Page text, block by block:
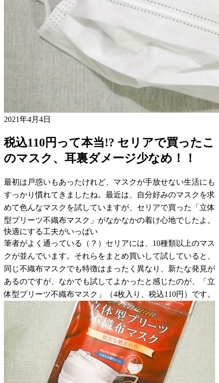
2021年4月4日
税込110円って本当!? セリアで買ったこ
のマスク、耳裏ダメージ少なめ！！
最初は戸惑いもあったけれど、マスクが手放せない生活にも
すっかり慣れてきましたね。最近は、自分好みのマスクを求
めて色んなマスクを試していますが、セリアで買った「立体
型プリーツ不織布マスク」がなかなかの着け心地でしたよ。
快適にする工夫がいっぱい
筆者がよく通っている（？）セリアには、10種類以上のマス
クが並んでいます。それらをまとめ買いして試していると、
同じ不織布マスクでも特徴はまったく異なり、新たな発見が
あるのですが、なかでも試してよかったと感じたのが、「立
体型プリーツ不織布マスク」（4枚入り、税込110円）です。